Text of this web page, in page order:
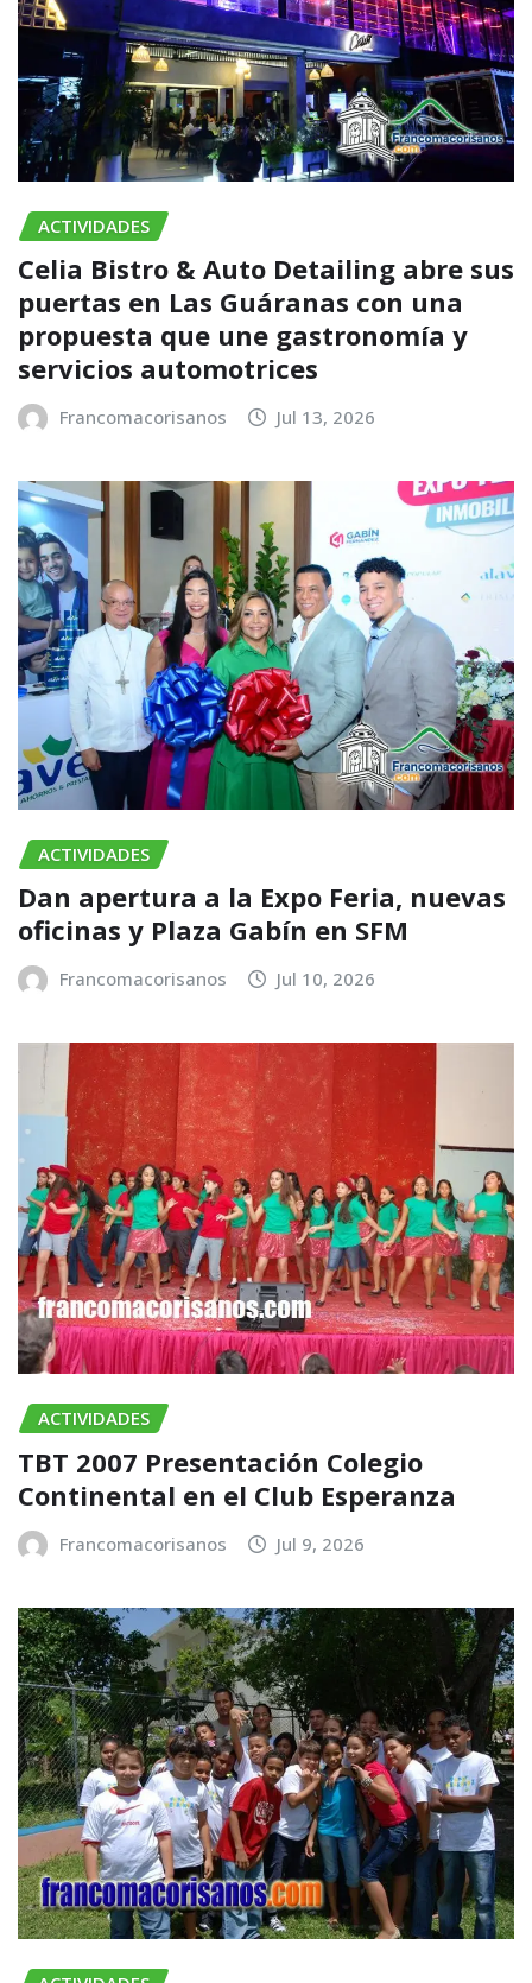
ACTIVIDADES
Celia Bistro & Auto Detailing abre sus
puertas en Las Guáranas con una
propuesta que une gastronomía y
servicios automotrices
Francomacorisanos Jul 13, 2026
ACTIVIDADES
​Dan apertura a la Expo Feria, nuevas
oficinas y Plaza Gabín en SFM
Francomacorisanos Jul 10, 2026
ACTIVIDADES
TBT 2007 Presentación Colegio
Continental en el Club Esperanza
Francomacorisanos Jul 9, 2026